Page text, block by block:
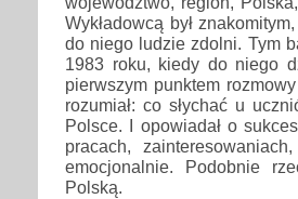
Wykładowcą był
do niego ludzie zdolni. Tym
1983 roku, kiedy do niego
pierwszym punktem
rozumiał: co słychać u
Polsce. I opowiadał o
pracach,
emocjonalnie. Podobnie
Polską.